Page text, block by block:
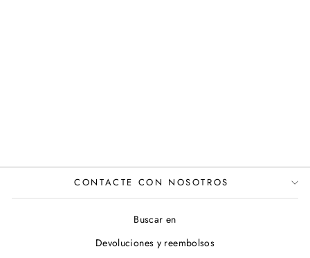
CONTACTE CON NOSOTROS
Buscar en
Devoluciones y reembolsos